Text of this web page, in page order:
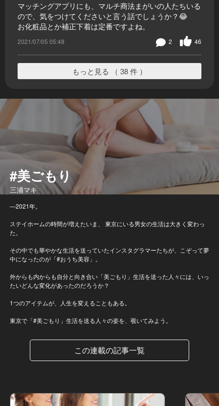
マッチングアプリにも、マルチ商法まがいの人たちいる
ので、気をつけてくださいと言う話でしょうか？😂
お化粧品とか補正下着は定番ですよね。
2021/07/05 05:48 46
2
もっと見る （ 38 件 ）
#美ごもり
三浦マキ
―2021年。
ステイホームの時間が増えたいま、 東京にいる男女の生活は大きく変わっ
た。
その中でも華やかな生活を送っていたインスタグラマーたちが、こぞって夢
中になったのが「#おうち美容」。
外からも内からも自分と向き合い「美ごもり」生活を送った人々には、いっ
たいどんな変化があったのだろうか？
1つのアイテムが、人生を変えることもある。
東京で「#美ごもり」生活を送る人々の姿を、覗いてみよう。
この連載の記事一覧